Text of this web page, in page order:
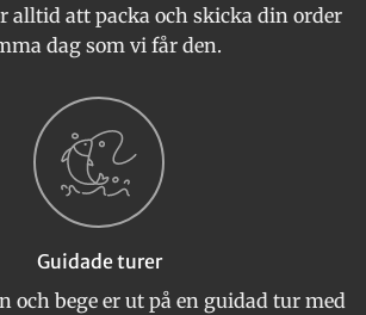
alltid att packa och skicka din order
dag som vi får den.
Guidade turer
och bege er ut på en guidad tur med